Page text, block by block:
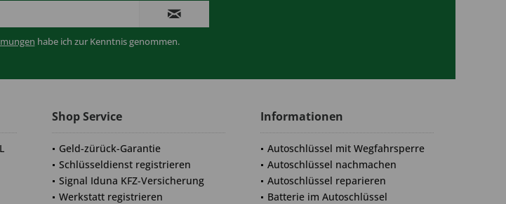
habe ich zur Kenntnis genommen.
Shop Service
Geld-zürück-Garantie
Schlüsseldienst registrieren
Signal Iduna KFZ-Versicherung
Werkstatt registrieren
Informationen
Autoschlüssel mit Wegfahrsperre
Autoschlüssel nachmachen
Autoschlüssel reparieren
Batterie im Autoschlüssel